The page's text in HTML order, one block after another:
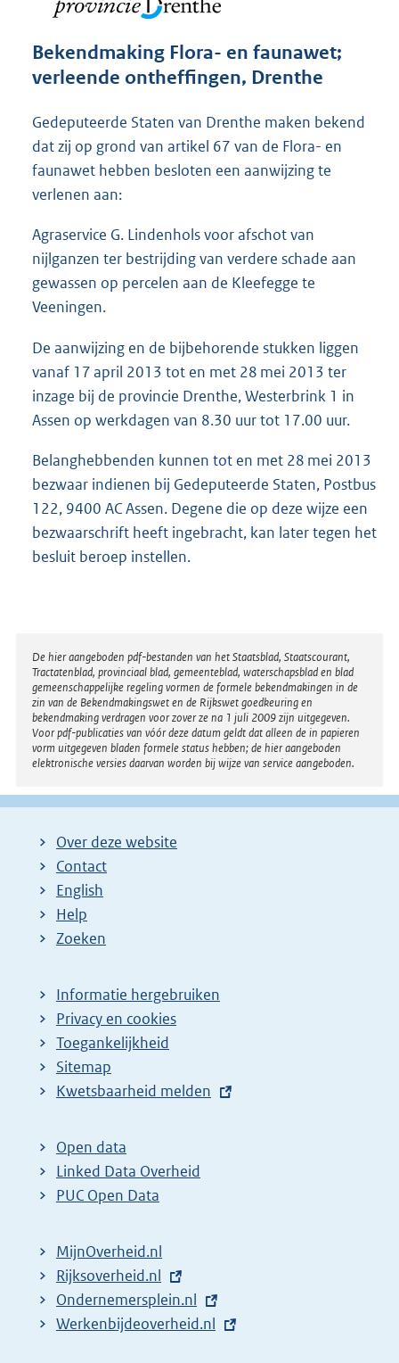
g
r
t
t
e
2
K
b
Bekendmaking Flora- en faunawet;
verleende ontheffingen, Drenthe
Gedeputeerde Staten van Drenthe maken bekend
dat zij op grond van artikel 67 van de Flora- en
faunawet hebben besloten een aanwijzing te
verlenen aan:
Agraservice G. Lindenhols voor afschot van
nijlganzen ter bestrijding van verdere schade aan
gewassen op percelen aan de Kleefegge te
Veeningen.
De aanwijzing en de bijbehorende stukken liggen
vanaf 17 april 2013 tot en met 28 mei 2013 ter
inzage bij de provincie Drenthe, Westerbrink 1 in
Assen op werkdagen van 8.30 uur tot 17.00 uur.
Belanghebbenden kunnen tot en met 28 mei 2013
bezwaar indienen bij Gedeputeerde Staten, Postbus
122, 9400 AC Assen. Degene die op deze wijze een
bezwaarschrift heeft ingebracht, kan later tegen het
besluit beroep instellen.
Disclaimer
De hier aangeboden pdf-bestanden van het Staatsblad, Staatscourant,
Tractatenblad, provinciaal blad, gemeenteblad, waterschapsblad en blad
gemeenschappelijke regeling vormen de formele bekendmakingen in de
zin van de Bekendmakingswet en de Rijkswet goedkeuring en
bekendmaking verdragen voor zover ze na 1 juli 2009 zijn uitgegeven.
Voor pdf-publicaties van vóór deze datum geldt dat alleen de in papieren
vorm uitgegeven bladen formele status hebben; de hier aangeboden
elektronische versies daarvan worden bij wijze van service aangeboden.
Over deze website
Contact
English
Help
Zoeken
Informatie hergebruiken
Privacy en cookies
Toegankelijkheid
Sitemap
E
t
e
r
l
i
n
k
Kwetsbaarheid melden
Open data
Linked Data Overheid
PUC Open Data
MijnOverheid.nl
E
x
t
Rijksoverheid.nl
E
x
Ondernemersplein.nl
E
Werkenbijdeoverheid.nl